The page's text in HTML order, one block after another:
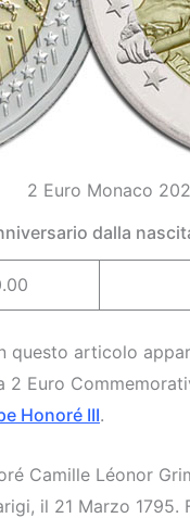
2 Euro Monaco
dalla
questo articolo
Euro
Honoré III.
Camille Léonor
il 21 Marzo